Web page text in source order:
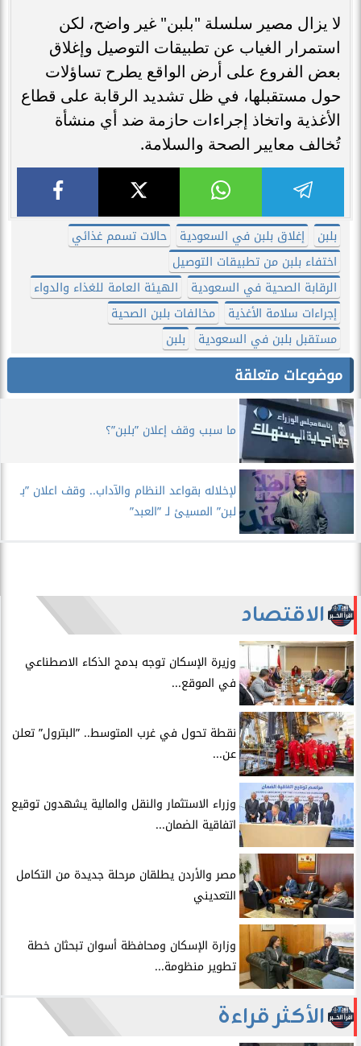
لا يزال مصير سلسلة "بلبن" غير واضح، لكن
استمرار الغياب عن تطبيقات التوصيل وإغلاق
بعض الفروع على أرض الواقع يطرح تساؤلات
حول مستقبلها، في ظل تشديد الرقابة على قطاع
الأغذية واتخاذ إجراءات حازمة ضد أي منشأة
تُخالف معايير الصحة والسلامة.
بلبن إغلاق بلبن في السعودية
حالات تسمم غذائي
اختفاء بلبن من تطبيقات التوصيل
الرقابة الصحية في السعودية
الهيئة العامة للغذاء والدواء
إجراءات سلامة الأغذية
مخالفات بلبن الصحية
مستقبل بلبن في السعودية
بلبن
موضوعات متعلقة
ما سبب وقف إعلان ”بلبن”؟
لإخلاله بقواعد النظام والآداب.. وقف اعلان ”بـ
لبن” المسيئ لـ ”العبد”
الاقتصاد
​وزيرة الإسكان توجه بدمج الذكاء الاصطناعي
في الموقع...
​نقطة تحول في غرب المتوسط.. ”البترول” تعلن
عن...
​وزراء الاستثمار والنقل والمالية يشهدون توقيع
اتفاقية الضمان...
​مصر والأردن يطلقان مرحلة جديدة من التكامل
التعديني
وزارة الإسكان ومحافظة أسوان تبحثان خطة
تطوير منظومة...
الأكثر قراءة